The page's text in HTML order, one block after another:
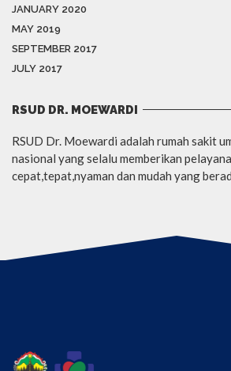
JANUARY 2020
MAY 2019
SEPTEMBER 2017
JULY 2017
RSUD DR. MOEWARDI
RSUD Dr. Moewardi adalah rumah sakit
nasional yang selalu memberikan
cepat,tepat,nyaman dan mudah yang